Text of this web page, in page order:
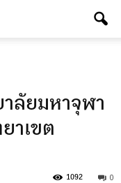
ลัยมหาจุฬา
าเขต
0
1092